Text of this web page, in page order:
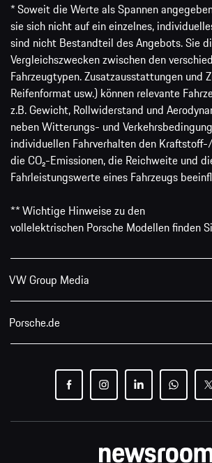
* Soweit die Werte als Spannen
sie sich nicht auf ein einzelnes,
sind nicht Bestandteil des Angebots. Sie
Vergleichszwecken zwischen den
Fahrzeugtypen. Zusatzausstattungen und
Reifenformat usw.) können relevante
z.B. Gewicht, Rollwiderstand und
neben Witterungs- und
individuellen Fahrverhalten den
die CO₂-Emissionen, die Reichweite und
Fahrleistungswerte eines Fahrzeugs
** Wichtige Hinweise zu den
vollelektrischen Porsche Modellen finden
VW Group Media
Porsche.de